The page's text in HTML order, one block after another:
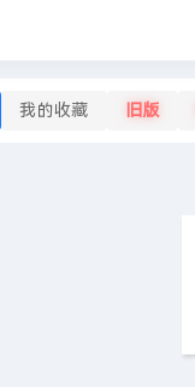
我的收藏 旧版